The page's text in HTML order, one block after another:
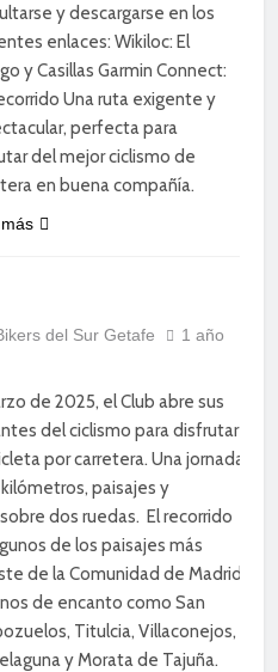
y descargarse en los
enlaces: Wikiloc: El
y Casillas Garmin Connect:
Una ruta exigente y
perfecta para
del mejor ciclismo de
en buena compañía.
del Sur Getafe
1 año
de 2025, el Club abre sus
del ciclismo para disfrutar
por carretera. Una jornada
paisajes y
dos ruedas. El recorrido
de los paisajes más
de la Comunidad de Madrid,
de encanto como San
Titulcia, Villaconejos,
y Morata de Tajuña.